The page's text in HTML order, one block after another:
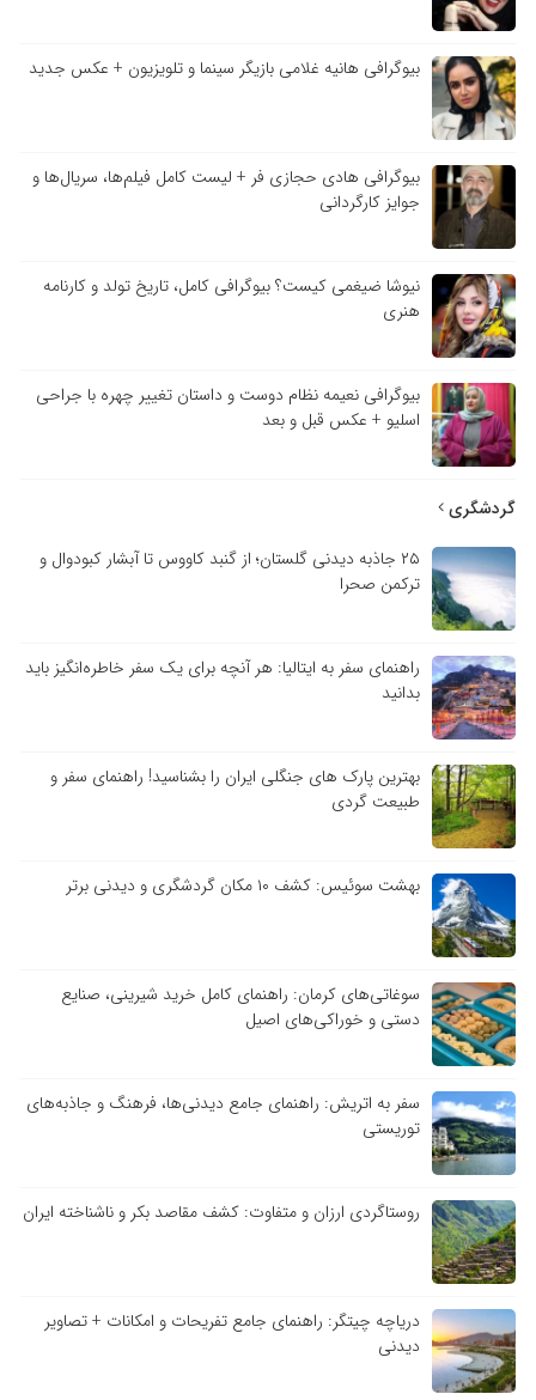
بیوگرافی هانیه غلامی بازیگر سینما و تلویزیون + عکس جدید
بیوگرافی هادی حجازی فر + لیست کامل فیلم‌ها، سریال‌ها و
جوایز کارگردانی
نیوشا ضیغمی کیست؟ بیوگرافی کامل، تاریخ تولد و کارنامه
هنری
بیوگرافی نعیمه نظام دوست و داستان تغییر چهره با جراحی
اسلیو + عکس قبل و بعد
گردشگری
۲۵ جاذبه دیدنی گلستان؛ از گنبد کاووس تا آبشار کبودوال و
ترکمن صحرا
راهنمای سفر به ایتالیا: هر آنچه برای یک سفر خاطره‌انگیز باید
بدانید
بهترین پارک های جنگلی ایران را بشناسید! راهنمای سفر و
طبیعت گردی
بهشت سوئیس: کشف ۱۰ مکان گردشگری و دیدنی برتر
سوغاتی‌های کرمان: راهنمای کامل خرید شیرینی، صنایع
دستی و خوراکی‌های اصیل
سفر به اتریش: راهنمای جامع دیدنی‌ها، فرهنگ و جاذبه‌های
توریستی
روستاگردی ارزان و متفاوت: کشف مقاصد بکر و ناشناخته ایران
دریاچه چیتگر: راهنمای جامع تفریحات و امکانات + تصاویر
دیدنی